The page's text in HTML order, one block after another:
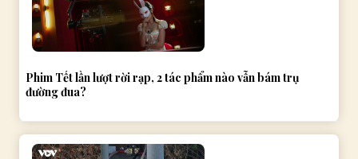
Phim Tết lần lượt rời rạp, 2 tác phẩm nào vẫn bám trụ
đường đua?